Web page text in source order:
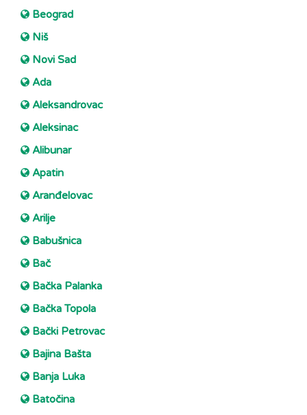
Beograd
Niš
Novi Sad
Ada
Aleksandrovac
Aleksinac
Alibunar
Apatin
Aranđelovac
Arilje
Babušnica
Bač
Bačka Palanka
Bačka Topola
Bački Petrovac
Bajina Bašta
Banja Luka
Batočina